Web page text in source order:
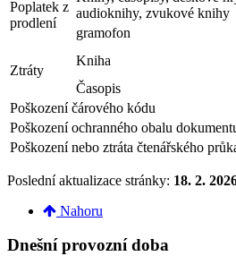
Poplatek z
prodlení
audioknihy, zvukové knihy
gramofon
Ztráty
Kniha
Časopis
Poškození čárového kódu
Poškození ochranného obalu
Poškození nebo ztráta čtenářského
Poslední aktualizace stránky: 18. 2.
Nahoru
Dnešní provozní doba